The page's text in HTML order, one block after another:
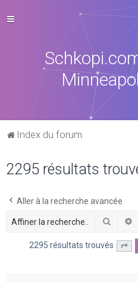
Index du forum
2295 résultats
Aller à la recherche avancée
2295 résultats trouvés